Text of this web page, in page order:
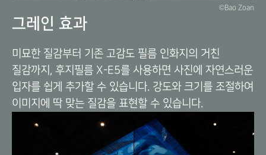
©Bao Zoan
그레인 효과
미묘한 질감부터 기존 고감도 필름 인화지의 거친
질감까지, 후지필름 X-E5를 사용하면 사진에 자연스러운
입자를 쉽게 추가할 수 있습니다. 강도와 크기를 조절하여
이미지에 딱 맞는 질감을 표현할 수 있습니다.